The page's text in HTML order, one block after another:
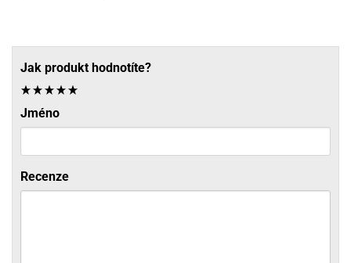
Jak produkt hodnotíte?
Jméno
Recenze